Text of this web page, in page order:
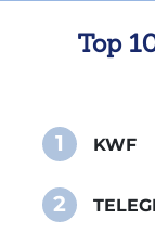
Top
1 KWF
2